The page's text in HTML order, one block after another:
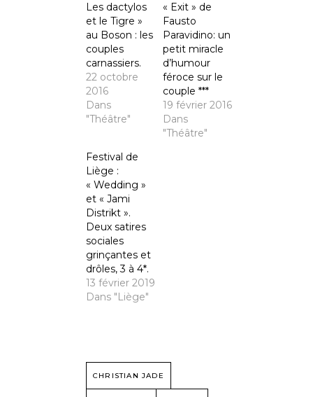
Les dactylos
et le Tigre »
au Boson : les
couples
carnassiers.
22 octobre
2016
Dans
"Théâtre"
« Exit » de
Fausto
Paravidino: un
petit miracle
d’humour
féroce sur le
couple ***
19 février 2016
Dans
"Théâtre"
Festival de
Liège :
« Wedding »
et « Jami
Distrikt ».
Deux satires
sociales
grinçantes et
drôles, 3 à 4*.
13 février 2019
Dans "Liège"
CHRISTIAN JADE